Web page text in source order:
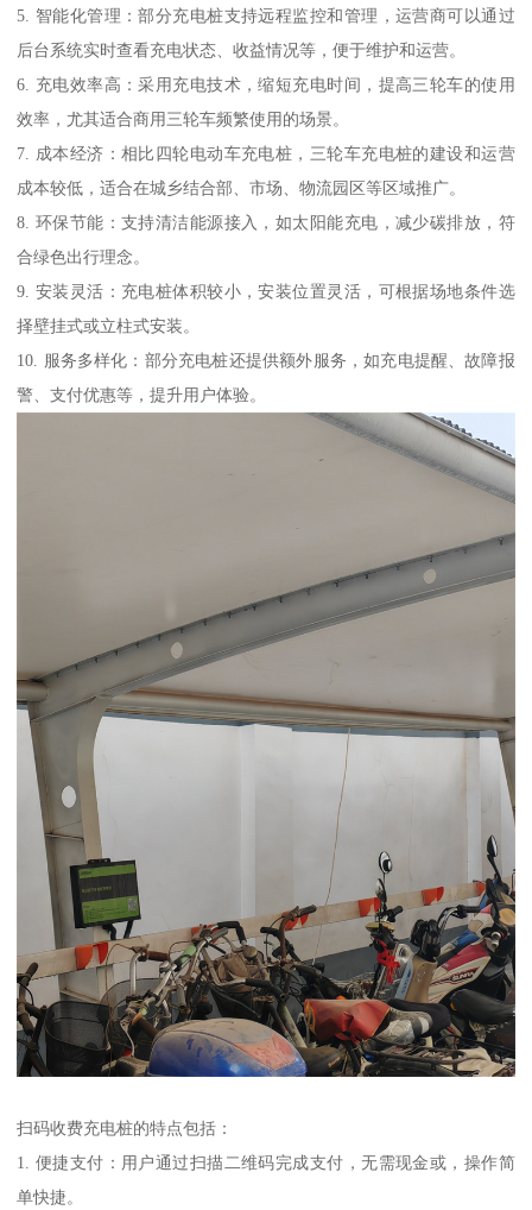
5. 智能化管理：部分充电桩支持远程监控和管理，运营商可以通过
后台系统实时查看充电状态、收益情况等，便于维护和运营。
6. 充电效率高：采用充电技术，缩短充电时间，提高三轮车的使用
效率，尤其适合商用三轮车频繁使用的场景。
7. 成本经济：相比四轮电动车充电桩，三轮车充电桩的建设和运营
成本较低，适合在城乡结合部、市场、物流园区等区域推广。
8. 环保节能：支持清洁能源接入，如太阳能充电，减少碳排放，符
合绿色出行理念。
9. 安装灵活：充电桩体积较小，安装位置灵活，可根据场地条件选
择壁挂式或立柱式安装。
10. 服务多样化：部分充电桩还提供额外服务，如充电提醒、故障报
警、支付优惠等，提升用户体验。
扫码收费充电桩的特点包括：
1. 便捷支付：用户通过扫描二维码完成支付，无需现金或，操作简
单快捷。